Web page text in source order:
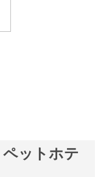
ットホテ